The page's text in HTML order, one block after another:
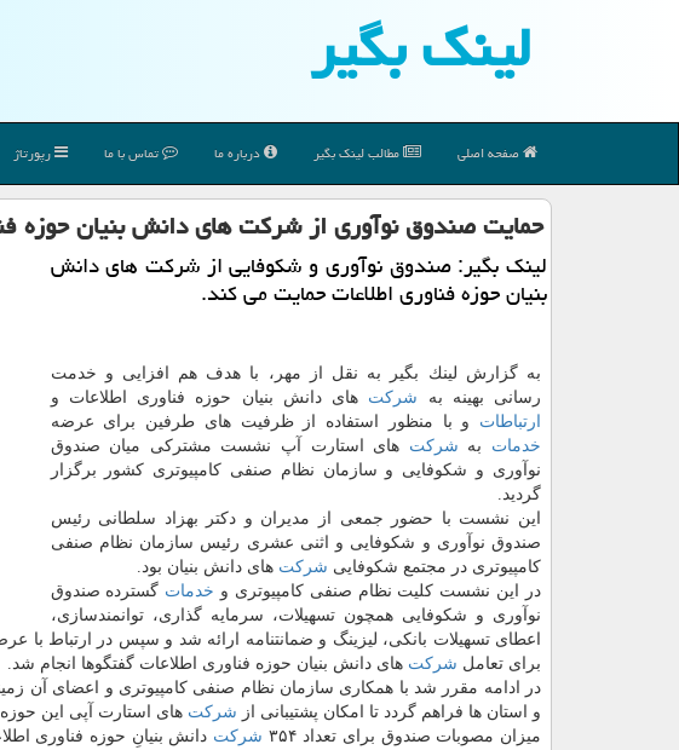
لینك بگیر
صفحه اصلی مطالب لینك بگیر درباره ما تماس با ما رپورتاژ
حمایت صندوق نوآوری از شركت های دانش بنیان حوزه
لینك بگیر: صندوق نوآوری و شكوفایی از شركت های دانش
بنیان حوزه فناوری اطلاعات حمایت می كند.
به گزارش لینك بگیر به نقل از مهر، با هدف هم افزایی و خدمت
رسانی بهینه به شركت های دانش بنیان حوزه فناوری اطلاعات و
ارتباطات و با منظور استفاده از ظرفیت های طرفین برای عرضه
خدمات به شركت های استارت آپ نشست مشتركی میان صندوق
نوآوری و شكوفایی و سازمان نظام صنفی كامپیوتری كشور برگزار
گردید.
این نشست با حضور جمعی از مدیران و دكتر بهزاد سلطانی رئیس
صندوق نوآوری و شكوفایی و اثنی عشری رئیس سازمان نظام صنفی
كامپیوتری در مجتمع شكوفایی شركت های دانش بنیان بود.
در این نشست كلیت نظام صنفی كامپیوتری و خدمات گسترده صندوق
نوآوری و شكوفایی همچون تسهیلات، سرمایه گذاری، توانمندسازی،
اعطای تسهیلات بانكی، لیزینگ و ضمانتنامه ارائه شد و سپس در ارتباط با
برای تعامل شركت های دانش بنیان حوزه فناوری اطلاعات گفتگوها انجام شد.
در ادامه مقرر شد با همكاری سازمان نظام صنفی كامپیوتری و اعضای آن
و استان ها فراهم گردد تا امكان پشتیبانی از شركت های استارت آپی این
میزان مصوبات صندوق برای تعداد ۳۵۴
شركت دانش بنیانِ حوزه فناوری